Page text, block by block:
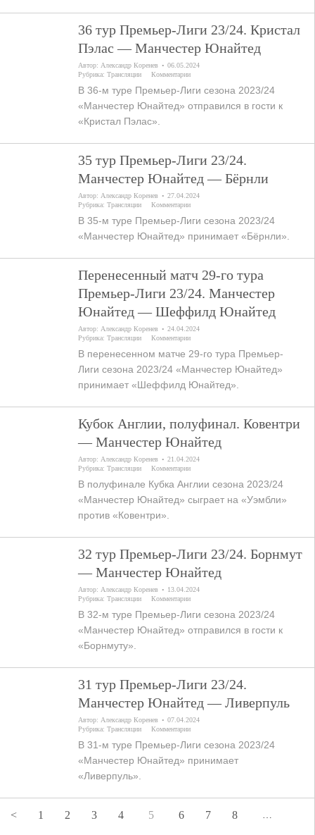
36 тур Премьер-Лиги 23/24. Кристал
Пэлас — Манчестер Юнайтед
Автор: Александр Коренев
06.05.2024
Рубрика:Трансляции Комментарии
В 36-м туре Премьер-Лиги сезона 2023/24
«Манчестер Юнайтед» отправился в гости к
«Кристал Пэлас».
35 тур Премьер-Лиги 23/24.
Манчестер Юнайтед — Бёрнли
Автор: Александр Коренев
27.04.2024
Рубрика:Трансляции Комментарии
В 35-м туре Премьер-Лиги сезона 2023/24
«Манчестер Юнайтед» принимает «Бёрнли».
Перенесенный матч 29-го тура
Премьер-Лиги 23/24. Манчестер
Юнайтед — Шеффилд Юнайтед
Автор: Александр Коренев
24.04.2024
Рубрика:Трансляции Комментарии
В перенесенном матче 29-го тура Премьер-
Лиги сезона 2023/24 «Манчестер Юнайтед»
принимает «Шеффилд Юнайтед».
Кубок Англии, полуфинал. Ковентри
— Манчестер Юнайтед
Автор: Александр Коренев
21.04.2024
Рубрика:Трансляции Комментарии
В полуфинале Кубка Англии сезона 2023/24
«Манчестер Юнайтед» сыграет на «Уэмбли»
против «Ковентри».
32 тур Премьер-Лиги 23/24. Борнмут
— Манчестер Юнайтед
Автор: Александр Коренев
13.04.2024
Рубрика:Трансляции Комментарии
В 32-м туре Премьер-Лиги сезона 2023/24
«Манчестер Юнайтед» отправился в гости к
«Борнмуту».
31 тур Премьер-Лиги 23/24.
Манчестер Юнайтед — Ливерпуль
Автор: Александр Коренев
07.04.2024
Рубрика:Трансляции Комментарии
В 31-м туре Премьер-Лиги сезона 2023/24
«Манчестер Юнайтед» принимает
«Ливерпуль».
< 1 2 3 4 5 6 7 8 …